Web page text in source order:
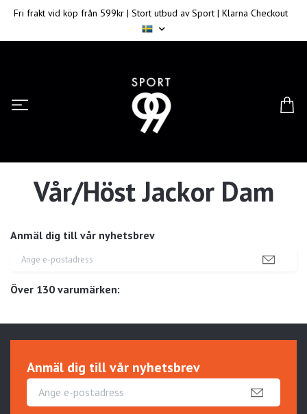
Fri frakt vid köp från 599kr | Stort utbud av Sport | Klarna Checkout
Anmäl dig till vår nyhetsbrev
Över 130 varumärken:
Vår/Höst Jackor Dam
Anmäl dig till vår nyhetsbrev